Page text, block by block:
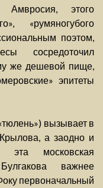
Амвросия, этого
«румяногубого
поэтом,
сосредоточил
же дешевой пище,
эпитеты
вызывает в
а заодно и
эта московская
важнее
первоначальный